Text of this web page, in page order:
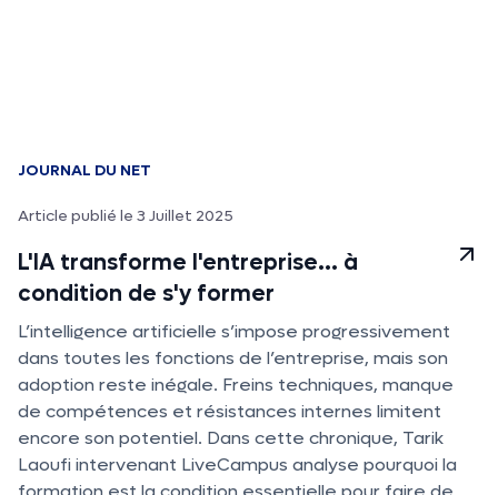
JOURNAL DU NET
Article publié le 3 Juillet 2025
L'IA transforme l'entreprise... à
condition de s'y former
L’intelligence artificielle s’impose progressivement
dans toutes les fonctions de l’entreprise, mais son
adoption reste inégale. Freins techniques, manque
de compétences et résistances internes limitent
encore son potentiel. Dans cette chronique, Tarik
Laoufi intervenant LiveCampus analyse pourquoi la